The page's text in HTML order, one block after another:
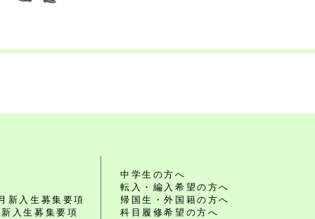
新入生募集要項
入生募集要項
中学生の方へ
転入・編入希望の方へ
帰国生・外国籍の方へ
科目履修希望の方へ